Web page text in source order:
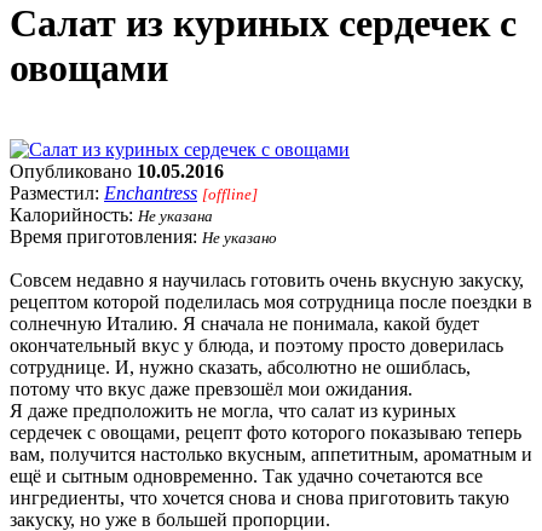
Салат из куриных сердечек с
овощами
Опубликовано 10.05.2016
Разместил: Enchantress [offline]
Калорийность: Не указана
Время приготовления: Не указано
Совсем недавно я научилась готовить очень вкусную закуску,
рецептом которой поделилась моя сотрудница после поездки в
солнечную Италию. Я сначала не понимала, какой будет
окончательный вкус у блюда, и поэтому просто доверилась
сотруднице. И, нужно сказать, абсолютно не ошиблась,
потому что вкус даже превзошёл мои ожидания.
Я даже предположить не могла, что салат из куриных
сердечек с овощами, рецепт фото которого показываю теперь
вам, получится настолько вкусным, аппетитным, ароматным и
ещё и сытным одновременно. Так удачно сочетаются все
ингредиенты, что хочется снова и снова приготовить такую
закуску, но уже в большей пропорции.